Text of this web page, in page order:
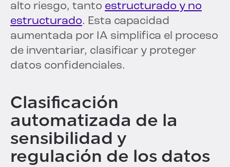
alto riesgo, tanto estructurado y no
estructurado. Esta capacidad
aumentada por IA simplifica el proceso
de inventariar, clasificar y proteger
datos confidenciales.
Clasificación
automatizada de la
sensibilidad y
regulación de los datos